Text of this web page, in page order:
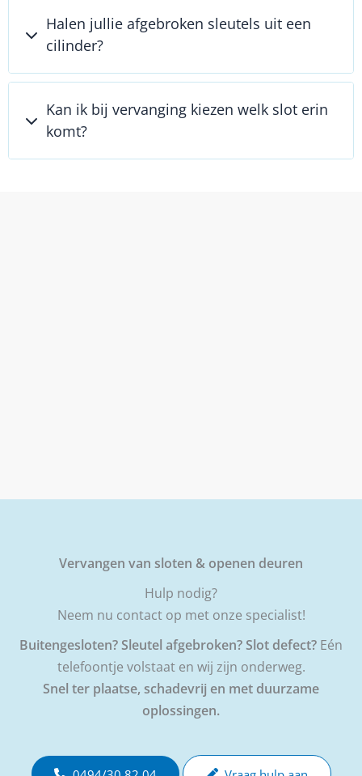
Halen jullie afgebroken sleutels uit een
cilinder?
Kan ik bij vervanging kiezen welk slot erin
komt?
Vervangen van sloten & openen deuren
Hulp nodig?
Neem nu contact op met onze specialist!
Buitengesloten? Sleutel afgebroken? Slot defect? Eén
telefoontje volstaat en wij zijn onderweg.
Snel ter plaatse, schadevrij en met duurzame
oplossingen.